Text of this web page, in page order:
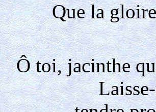
Que la
Ô toi, jacinthe